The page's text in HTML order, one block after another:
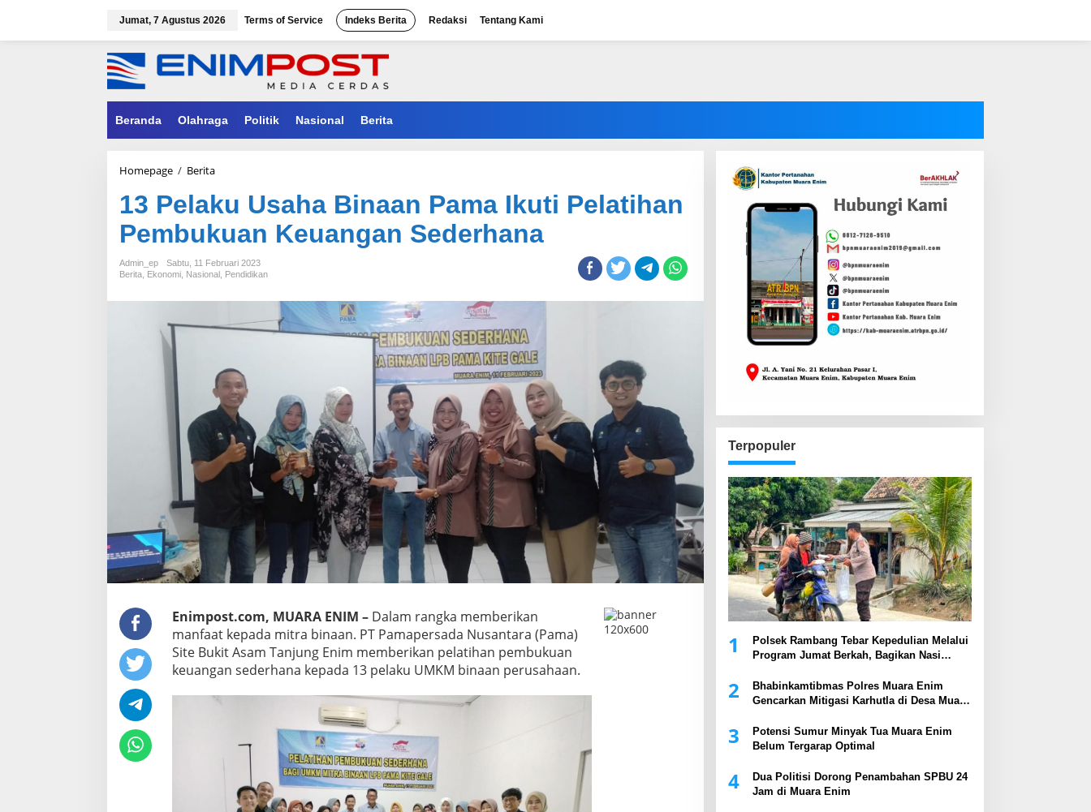
Jumat, 7 Agustus 2026 Terms of Service Indeks Berita Redaksi Tentang Kami
Beranda Olahraga Politik Nasional Berita
Homepage / Berita13
Usaha
Binaan
Pama
Ikuti
Pelatihan
Pembukuan
Sederhana
13 Pelaku Usaha Binaan Pama Ikuti Pelatihan
Pembukuan Keuangan Sederhana
Admin_ep
Sabtu, 11 Februari 2023
Berita Ekonomi Nasional Pendidikan
Enimpost.com, MUARA ENIM –Dalam rangka memberikan
manfaat kepada mitra binaan. PT Pamapersada Nusantara (Pama)
Site Bukit Asam Tanjung Enim memberikan pelatihan pembukuan
keuangan sederhana kepada 13 pelaku UMKM binaan perusahaan.
Terpopuler
1
Polsek Rambang Tebar Kepedulian Melalui
Program Jumat Berkah, Bagikan Nasi
2
Bhabinkamtibmas Polres Muara Enim
Gencarkan Mitigasi Karhutla di Desa Muara
3
Potensi Sumur Minyak Tua Muara Enim
Belum Tergarap Optimal
4
Dua Politisi Dorong Penambahan SPBU 24
Jam di Muara Enim